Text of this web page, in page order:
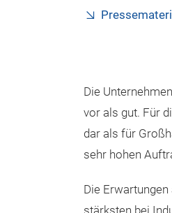
Die
vor als gut. Für
dar als für
sehr hohen
Die